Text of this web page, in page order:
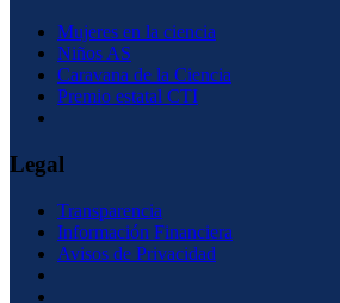
Mujeres en la ciencia
Niños AS
Caravana de la Ciencia
Premio estatal CTI
Legal
Transparencia
Información Financiera
Avisos de Privacidad